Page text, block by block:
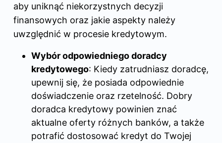
aby uniknąć niekorzystnych decyzji
finansowych oraz jakie aspekty należy
uwzględnić w procesie kredytowym.
Wybór odpowiedniego doradcy
kredytowego: Kiedy zatrudniasz doradcę,
upewnij się, że posiada odpowiednie
doświadczenie oraz rzetelność. Dobry
doradca kredytowy powinien znać
aktualne oferty różnych banków, a także
potrafić dostosować kredyt do Twojej